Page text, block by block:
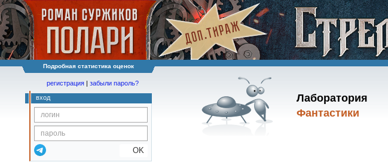
Подробная статистика оценок
Лаборатория
Фантастики
регистрация | забыли пароль?
вход
OK